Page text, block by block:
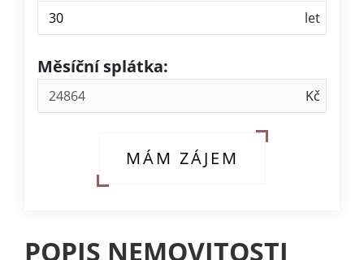
Měsíční splátka:
MÁM ZÁJEM
POPIS NEMOVITOSTI